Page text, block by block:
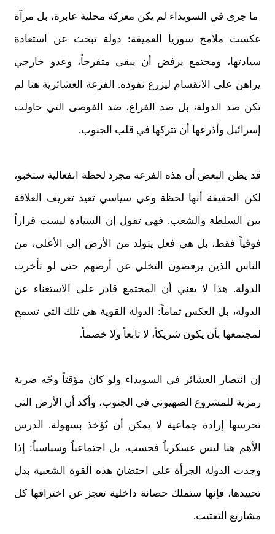
ما جرى في السويداء لم يكن معركة محلية عابرة، بل مرآة
عكست ملامح سوريا العميقة: دولة تبحث عن استعادة
سيادتها، ومجتمع يرفض أن يبقى متفرجاً، وعدو خارجي
يراهن على الانقسام ليزرع نفوذه. الفزعة العشائرية هنا لم
تكن ضد الدولة، بل ضد الفراغ، ضد الفوضى التي حاولت
إسرائيل وأذرعها أن تتركها في قلب الجنوب.
قد يظن البعض أن هذه الفزعة مجرد لحظة انفعالية ستخبو،
لكن الحقيقة أنها لحظة وعي سياسي تعيد تعريف العلاقة
بين السلطة والشعب. فهي تقول إن السيادة ليست قراراً
فوقياً فقط، بل هي فعل يتولد من الأرض إلى الأعلى، من
الناس الذين يرفضون التخلي عن أرضهم حتى لو تأخرت
الدولة. هذا لا يعني أن المجتمع قادر على الاستغناء عن
الدولة، بل العكس تماماً: الدولة القوية هي تلك التي تسمح
لمجتمعها بأن يكون شريكاً، لا تابعاً ولا خصماً.
إن انتصار العشائر في السويداء ولو كان مؤقتاً وجّه ضربة
رمزية للمشروع الصهيوني في الجنوب، وأكد أن الأرض التي
تحرسها إرادة جماعية لا يمكن أن تُؤخذ بسهولة. الدرس
الأهم هنا ليس عسكرياً فحسب، بل اجتماعياً وسياسياً: إذا
وجدت الدولة الجرأة على احتضان هذه القوة الشعبية بدل
تحييدها، فإنها ستملك حصانة داخلية تعجز عن اختراقها كل
مشاريع التفتيت.